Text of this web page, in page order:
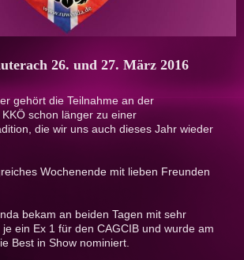
26. und 27. März 2016
gehört die Teilnahme an der
schon länger zu einer
die wir uns auch dieses Jahr wieder
Wochenende mit lieben Freunden
bekam an beiden Tagen mit sehr
ein Ex 1 für den CAGCIB und wurde am
Best in Show nominiert.